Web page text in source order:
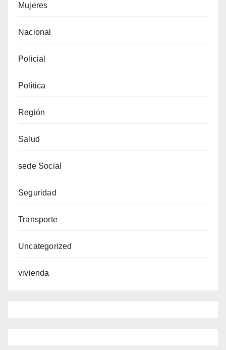
Mujeres
Nacional
Policial
Politica
Región
Salud
sede Social
Seguridad
Transporte
Uncategorized
vivienda